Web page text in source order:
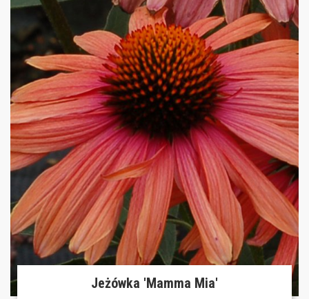
Jeżówka 'Mamma Mia'